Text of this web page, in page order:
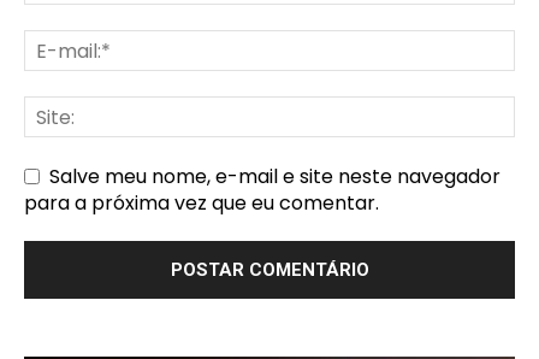
Salve meu nome, e-mail e site neste navegador
para a próxima vez que eu comentar.